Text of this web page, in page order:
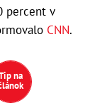
percent v
CNN.
na